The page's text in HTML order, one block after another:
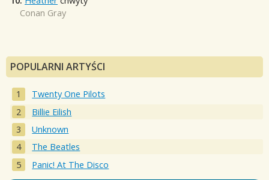
Conan Gray
POPULARNI ARTYŚCI
Twenty One Pilots
Billie Eilish
Unknown
The Beatles
Panic! At The Disco